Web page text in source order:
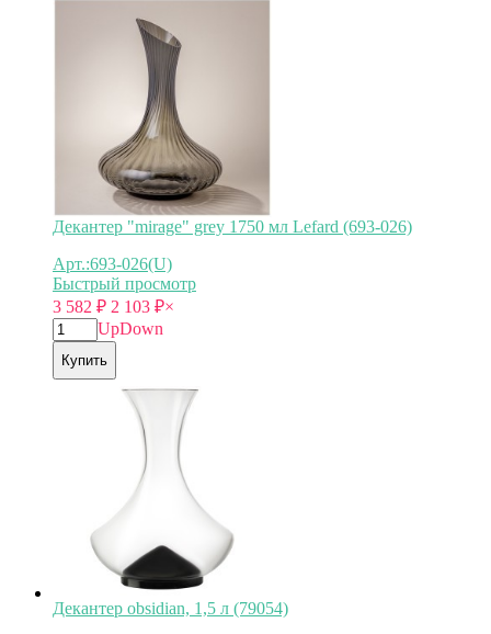
Декантер "mirage" grey 1750 мл Lefard (693-026)
Арт.:693-026(U)
Быстрый просмотр
3 582 ₽ 2 103 ₽×
UpDown
Купить
Декантер obsidian, 1,5 л (79054)